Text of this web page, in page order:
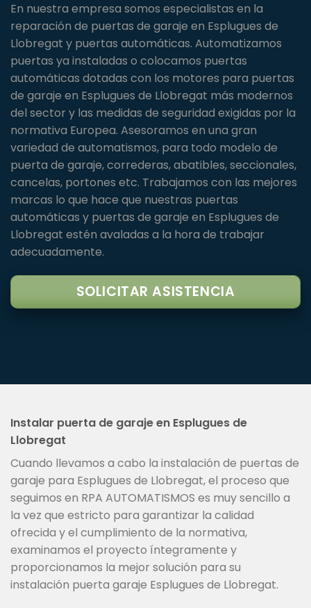
En nuestra empresa somos especialistas en la
reparación de puertas de garaje en Esplugues de
Llobregat y puertas automáticas. Automatizamos
puertas ya instaladas o colocamos puertas
automáticas dotadas con los motores para puertas
de garaje en Esplugues de Llobregat más modernos
del sector y las medidas de seguridad exigidas por la
normativa Europea. Asesoramos en una gran
variedad de automatismos, para todo modelo de
puerta de garaje, correderas, abatibles, seccionales,
cancelas, portones etc. Trabajamos con las mejores
marcas lo que hace que nuestras puertas
automáticas y puertas de garaje en Esplugues de
Llobregat estén avaladas a la hora de trabajar
adecuadamente.
SOLICITAR ASISTENCIA
Instalar puerta de garaje en Esplugues de
Llobregat
Cuando llevamos a cabo la instalación de puertas de
garaje para Esplugues de Llobregat, el proceso que
seguimos en RPA AUTOMATISMOS es muy sencillo a
la vez que estricto para garantizar la calidad
ofrecida y el cumplimiento de la normativa,
examinamos el proyecto íntegramente y
proporcionamos la mejor solución para su
instalación puerta garaje Esplugues de Llobregat.